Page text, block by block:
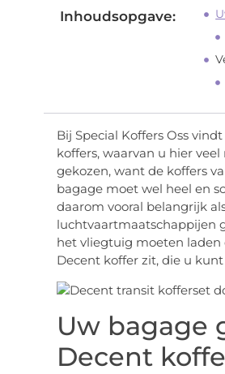
Inhoudsopgave:
Bij Special Koffers Oss
koffers, waarvan u hier
gekozen, want de koffers
bagage moet wel heel en
daarom vooral belangrijk
luchtvaartmaatschappijen
het vliegtuig moeten laden
Decent koffer zit, die u
Uw bagage
Decent